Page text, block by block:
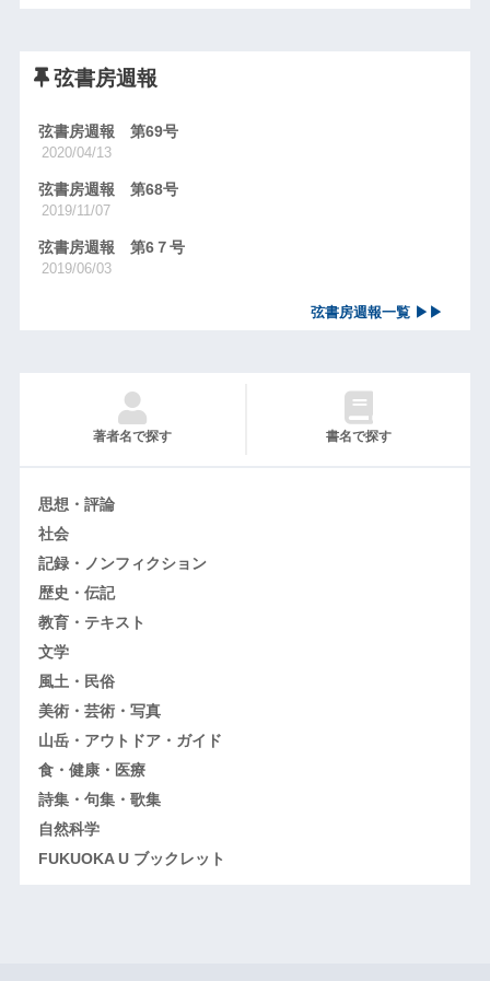
弦書房週報
弦書房週報 第69号
2020/04/13
弦書房週報 第68号
2019/11/07
弦書房週報 第6７号
2019/06/03
弦書房週報一覧 ▶▶
著者名で探す 書名で探す
思想・評論
社会
記録・ノンフィクション
歴史・伝記
教育・テキスト
文学
風土・民俗
美術・芸術・写真
山岳・アウトドア・ガイド
食・健康・医療
詩集・句集・歌集
自然科学
FUKUOKA U ブックレット